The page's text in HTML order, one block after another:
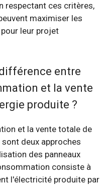
respectant ces critères,
maximiser les
leur projet
entre
et la vente
produite ?
et la vente totale de
deux approches
des panneaux
consiste à
l'électricité produite par